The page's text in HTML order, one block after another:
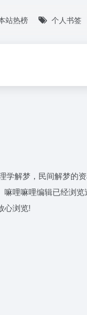
站热榜 个人书签
学解梦，民间解梦的
哩嘛哩编辑已经浏
心浏览!